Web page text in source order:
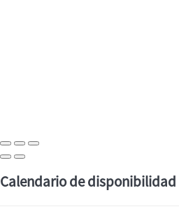
Calendario de disponibilidad